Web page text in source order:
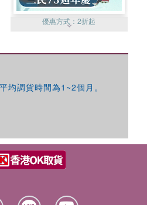
優惠方式：2折起
調貨時間為1~2個月。